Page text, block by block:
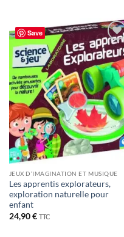
Save
JEUX D’IMAGINATION ET MUSIQUE
Les apprentis explorateurs,
exploration naturelle pour
enfant
24,90€ TTC